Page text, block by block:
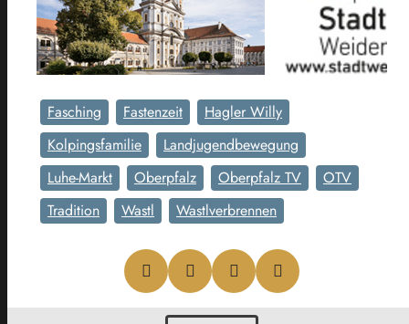
Fasching Fastenzeit
Hagler Willy
Kolpingsfamilie
Landjugendbewegung
Luhe-Markt
Oberpfalz Oberpfalz TV
OTV
Tradition
Wastl Wastlverbrennen